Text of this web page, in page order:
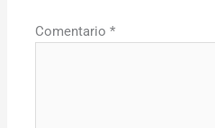
Comentario*